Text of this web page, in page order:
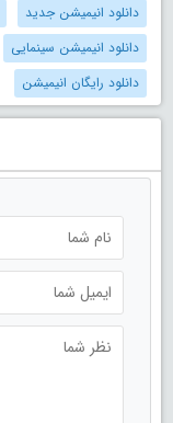
دانلود انیمیشن جدید
دانلود انیمیشن سینمایی
دانلود رایگان انیمیشن